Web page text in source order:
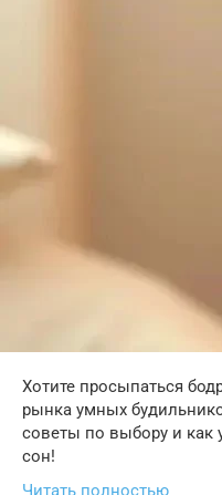
Хотите просыпаться
рынка умных
советы по выбору и как
сон!
Читать полностью